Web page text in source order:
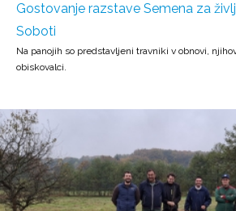
Gostovanje razstave Semena za
Soboti
Na panojih so predstavljeni travniki v obnovi,
obiskovalci.